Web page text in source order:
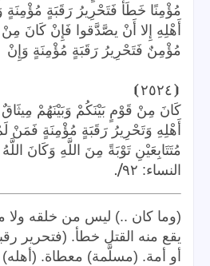
مُؤْمِنًا خَطَأً فَتَحْرِيرُ رَقَبَةٍ
أَهْلِهِ إِلا أَنْ يصَّدَّقوا فَإِنْ كَانَ
مُؤْمِنٌ فَتَحْرِيرُ رَقَبَةٍ مُؤْمِنَةٍ وَإِنْ
⦗٢٥٢٤ ⦘
كَانَ مِنْ قَوْمٍ بَيْنَكُمْ وَبَيْنَهُمْ
أَهْلِهِ وَتَحْرِيرُ رَقَبَةٍ مُؤْمِنَةٍ
مُتَتَابِعَيْنِ تَوْبَةً مِنَ اللَّهِ وَكَانَ
النساء: ٩٢
/.
(وما كان ..) ليس من خلقه
يقع منه القتل خطأ. (فتحرير
أو أمة. (مسلَّمة) معطاة. (أهله)